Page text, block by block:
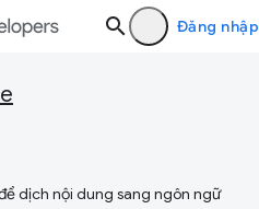
Đăng nhập
dịch nội dung sang ngôn ngữ